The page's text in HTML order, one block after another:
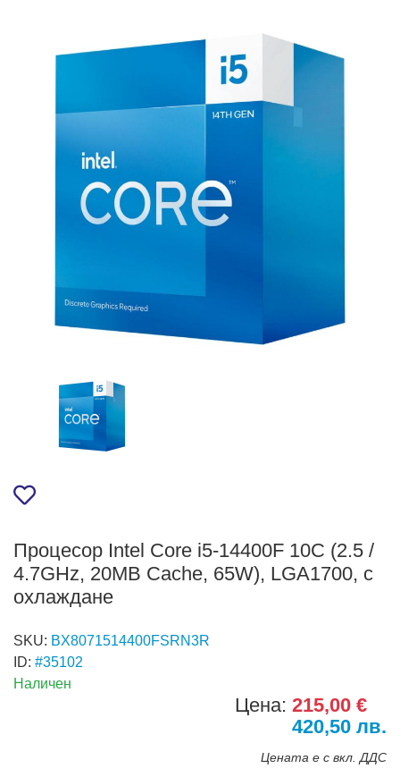
Процесор Intel Core i5-14400F 10C (2.5 /
4.7GHz, 20MB Cache, 65W), LGA1700, с
охлаждане
SKU: BX8071514400FSRN3R
ID: #35102
Наличен
Цена: 215,00 €
420,50 лв.
Цената е с вкл. ДДС